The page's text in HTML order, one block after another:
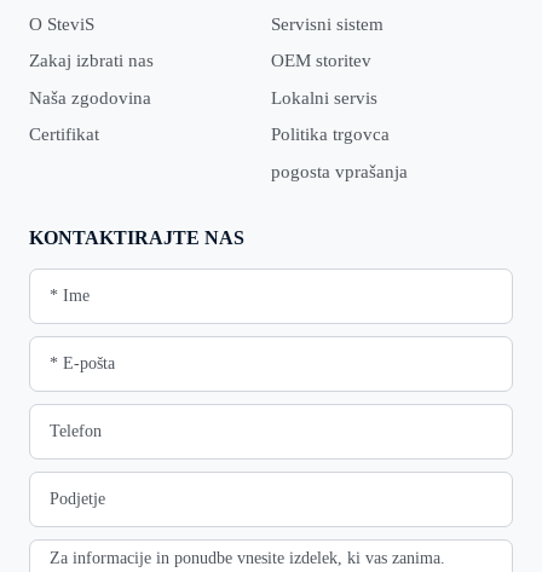
O SteviS
Zakaj izbrati nas
Naša zgodovina
Certifikat
Servisni sistem
OEM storitev
Lokalni servis
Politika trgovca
pogosta vprašanja
KONTAKTIRAJTE NAS